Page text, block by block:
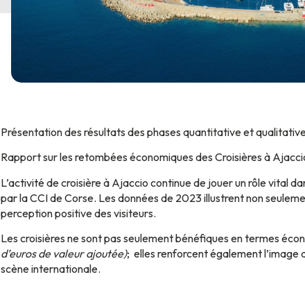
Présentation des résultats des phases quantitative et
Rapport sur les retombées économiques des Croisières à
L’activité de croisière à Ajaccio continue de jouer un rôle vital
par la CCI de Corse. Les données de 2023 illustrent non
perception positive des visiteurs.
Les croisières ne sont pas seulement bénéfiques en termes
d’euros de valeur ajoutée); elles renforcent également l’image
scène internationale.